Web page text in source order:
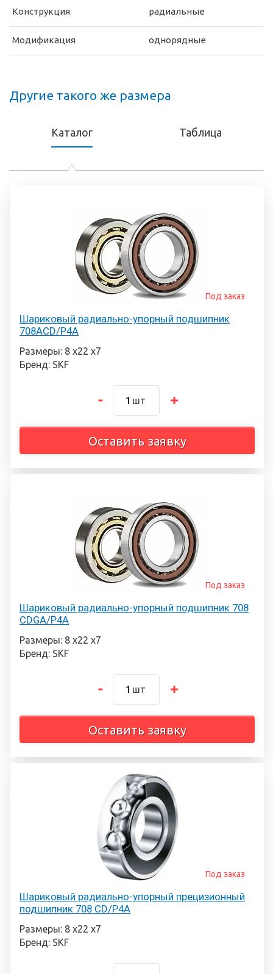
Конструкция радиальные
Модификация однорядные
Другие такого же размера
Каталог Таблица
Шариковый радиально-упорный подшипник
708ACD/P4A
Под заказ
Размеры: 8 х22 х7
Бренд: SKF
шт
Оставить заявку
Шариковый радиально-упорный подшипник 708
CDGA/P4A
Под заказ
Размеры: 8 х22 х7
Бренд: SKF
шт
Оставить заявку
Шариковый радиально-упорный прецизионный
подшипник 708 CD/P4A
Под заказ
Размеры: 8 х22 х7
Бренд: SKF